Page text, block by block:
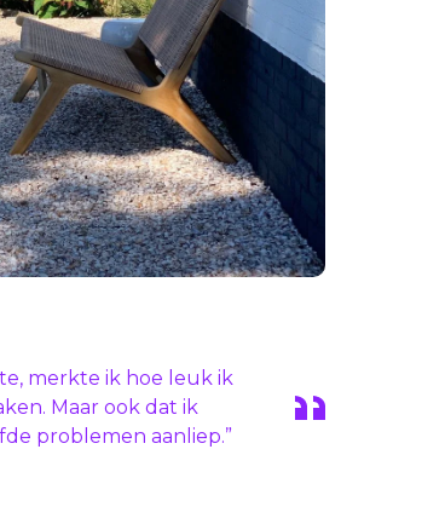
merkte ik hoe leuk ik
Maar ook dat ik
problemen aanliep.”